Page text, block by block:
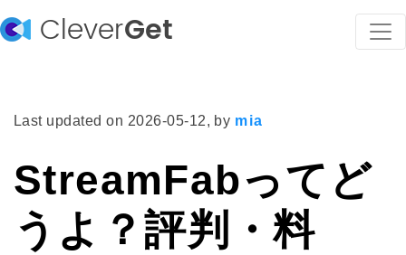
CleverGet
Last updated on 2026-05-12, by mia
StreamFabってど
うよ？評判・料